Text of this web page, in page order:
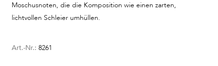
Moschusnoten, die die Komposition wie einen zarten,
lichtvollen Schleier umhüllen.
Art.-Nr.: 8261